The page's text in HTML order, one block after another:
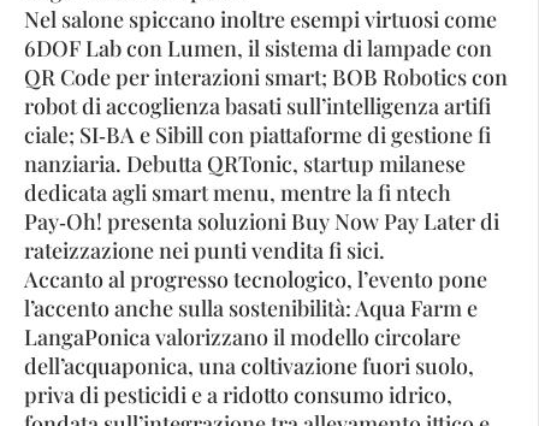
Nel salone spiccano inoltre esempi virtuosi come
6DOF Lab con Lumen, il sistema di lampade con
QR Code per interazioni smart; BOB Robotics con
robot di accoglienza basati sull’intelligenza artifi
ciale; SI‑BA e Sibill con piattaforme di gestione fi
nanziaria. Debutta QRTonic, startup milanese
dedicata agli smart menu, mentre la fi ntech
Pay‑Oh! presenta soluzioni Buy Now Pay Later di
rateizzazione nei punti vendita fi sici.
Accanto al progresso tecnologico, l’evento pone
l’accento anche sulla sostenibilità: Aqua Farm e
LangaPonica valorizzano il modello circolare
dell’acquaponica, una coltivazione fuori suolo,
priva di pesticidi e a ridotto consumo idrico,